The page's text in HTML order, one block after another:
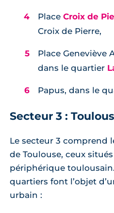
Place Croix de
Croix de Pierre,
Place Geneviève
dans le quartier
Papus, dans le
Secteur 3 :
Le secteur 3 comprend
de Toulouse, ceux
périphérique
quartiers font l’objet
urbain :